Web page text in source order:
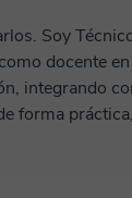
Soy
docente
integrando
forma
través de